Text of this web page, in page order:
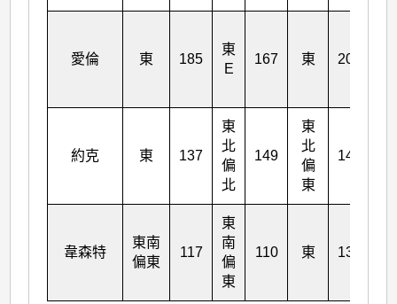
愛倫 東 185
東
E
167 東 203
約克 東 137
東
北
偏
北
149
東
北
偏
東
142
韋森特
東南
偏東
117
東
南
偏
東
110 東 135